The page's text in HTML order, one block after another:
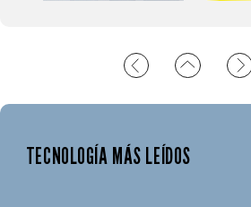
TECNOLOGÍA MÁS LEÍDOS